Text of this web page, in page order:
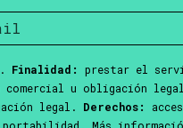
Finalidad: prestar el
comercial u obligación
legal. Derechos: